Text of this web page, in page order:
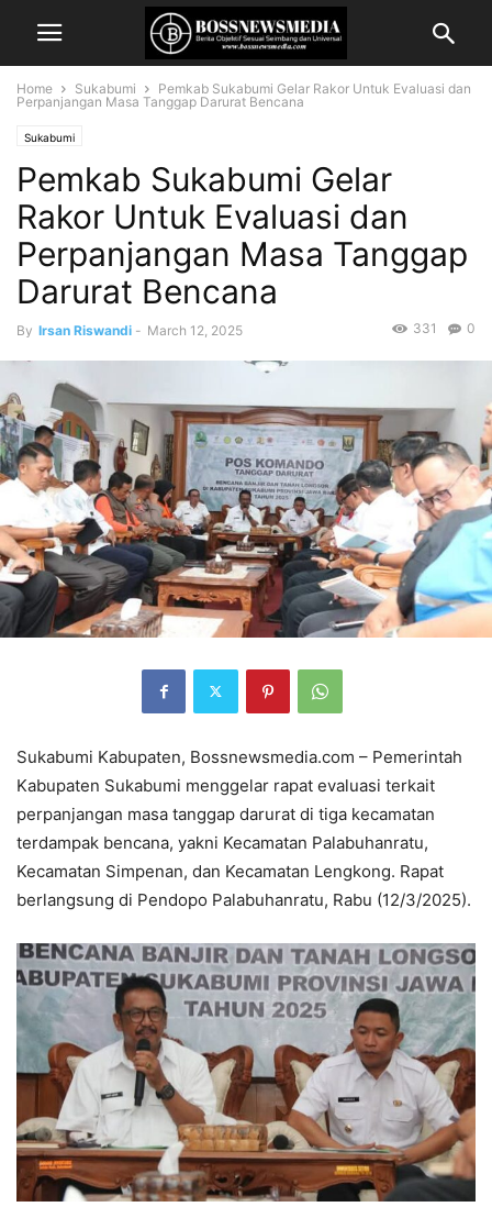
Home Sukabumi
Pemkab Sukabumi Gelar Rakor Untuk Evaluasi dan
Perpanjangan Masa Tanggap Darurat Bencana
Sukabumi
Pemkab Sukabumi Gelar
Rakor Untuk Evaluasi dan
Perpanjangan Masa Tanggap
Darurat Bencana
By Irsan Riswandi - March 12, 2025 0
331
Sukabumi Kabupaten, Bossnewsmedia.com – Pemerintah
Kabupaten Sukabumi menggelar rapat evaluasi terkait
perpanjangan masa tanggap darurat di tiga kecamatan
terdampak bencana, yakni Kecamatan Palabuhanratu,
Kecamatan Simpenan, dan Kecamatan Lengkong. Rapat
berlangsung di Pendopo Palabuhanratu, Rabu (12/3/2025).